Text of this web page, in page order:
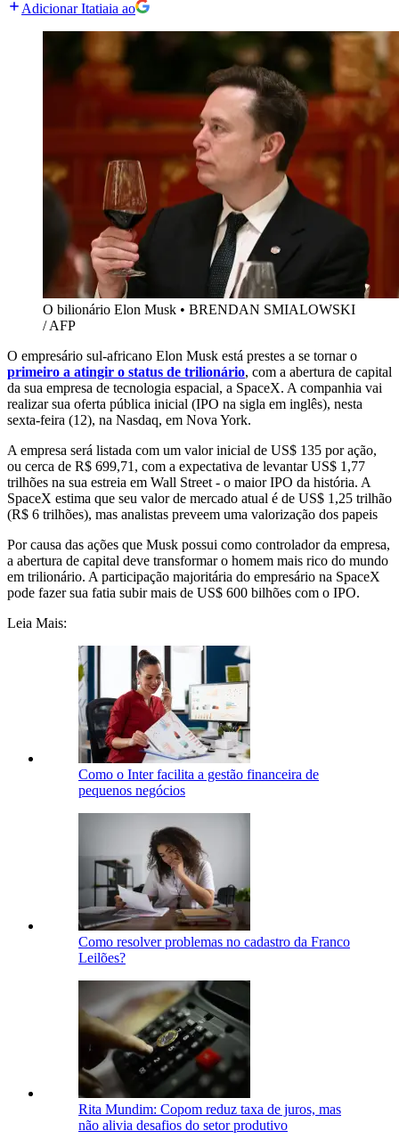
Adicionar Itatiaia ao
O bilionário Elon Musk • BRENDAN SMIALOWSKI
/ AFP
O empresário sul-africano Elon Musk está prestes a se tornar o
primeiro a atingir o status de trilionário, com a abertura de capital
da sua empresa de tecnologia espacial, a SpaceX. A companhia vai
realizar sua oferta pública inicial (IPO na sigla em inglês), nesta
sexta-feira (12), na Nasdaq, em Nova York.
A empresa será listada com um valor inicial de US$ 135 por ação,
ou cerca de R$ 699,71, com a expectativa de levantar US$ 1,77
trilhões na sua estreia em Wall Street - o maior IPO da história. A
SpaceX estima que seu valor de mercado atual é de US$ 1,25 trilhão
(R$ 6 trilhões), mas analistas preveem uma valorização dos papeis
Por causa das ações que Musk possui como controlador da empresa,
a abertura de capital deve transformar o homem mais rico do mundo
em trilionário. A participação majoritária do empresário na SpaceX
pode fazer sua fatia subir mais de US$ 600 bilhões com o IPO.
Leia Mais:
Como o Inter facilita a gestão financeira de
pequenos negócios
Como resolver problemas no cadastro da Franco
Leilões?
Rita Mundim: Copom reduz taxa de juros, mas
não alivia desafios do setor produtivo